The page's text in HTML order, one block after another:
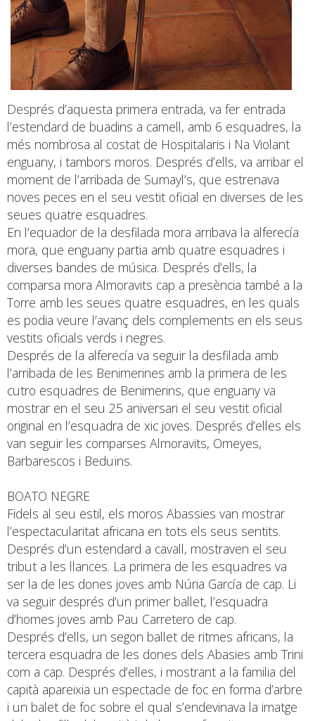
Després d’aquesta primera entrada, va fer entrada
l’estendard de buadins a camell, amb 6 esquadres, la
més nombrosa al costat de Hospitalaris i Na Violant
enguany, i tambors moros. Després d’ells, va arribar el
moment de l’arribada de Sumayl’s, que estrenava
noves peces en el seu vestit oficial en diverses de les
seues quatre esquadres.
En l’equador de la desfilada mora arribava la alferecía
mora, que enguany partia amb quatre esquadres i
diverses bandes de música. Després d’ells, la
comparsa mora Almoravits cap a presència també a la
Torre amb les seues quatre esquadres, en les quals
es podia veure l’avanç dels complements en els seus
vestits oficials verds i negres.
Després de la alferecía va seguir la desfilada amb
l’arribada de les Benimerines amb la primera de les
cutro esquadres de Benimerins, que enguany va
mostrar en el seu 25 aniversari el seu vestit oficial
original en l’esquadra de xic joves. Després d’elles els
van seguir les comparses Almoravits, Omeyes,
Barbarescos i Beduïns.
BOATO NEGRE
Fidels al seu estil, els moros Abassies van mostrar
l’espectacularitat africana en tots els seus sentits.
Després d’un estendard a cavall, mostraven el seu
tribut a les llances. La primera de les esquadres va
ser la de les dones joves amb Núria García de cap. Li
va seguir després d’un primer ballet, l’esquadra
d’homes joves amb Pau Carretero de cap.
Després d’ells, un segon ballet de ritmes africans, la
tercera esquadra de les dones dels Abasies amb Trini
com a cap. Després d’elles, i mostrant a la familia del
capità apareixia un espectacle de foc en forma d’arbre
i un balet de foc sobre el qual s’endevinava la imatge